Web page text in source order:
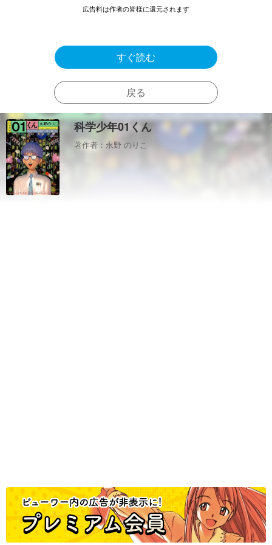
広告料は作者の皆様に還元されます
すぐ読む
戻る
科学少年01くん
著作者：永野 のりこ